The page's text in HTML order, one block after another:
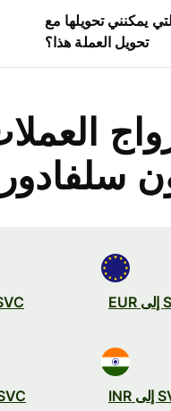
يمكنني تحويلها مع
تحويل العملة هذا؟
SVC إلى USD
SVC إلى AUD